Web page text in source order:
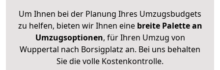
Um Ihnen bei der Planung Ihres Umzugsbudgets
zu helfen, bieten wir Ihnen eine breite Palette an
Umzugsoptionen, für Ihren Umzug von
Wuppertal nach Borsigplatz an. Bei uns behalten
Sie die volle Kostenkontrolle.